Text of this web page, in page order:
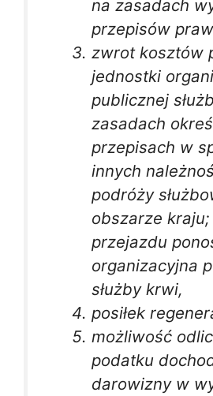
na zasadach
przepisów
zwrot kosztów
jednostki
publicznej
zasadach
przepisach w
innych
podróży
obszarze
przejazdu
organizacyjna
służby krwi,
posiłek
możliwość
podatku
darowizny w